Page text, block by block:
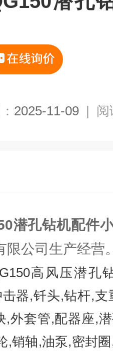
2025-11-09 | 阅
潜孔钻机配件
限公司生产经营
高风压潜孔
器,钎头,钻杆,支
,外套管,配器座,
,销轴,油泵,密封圈